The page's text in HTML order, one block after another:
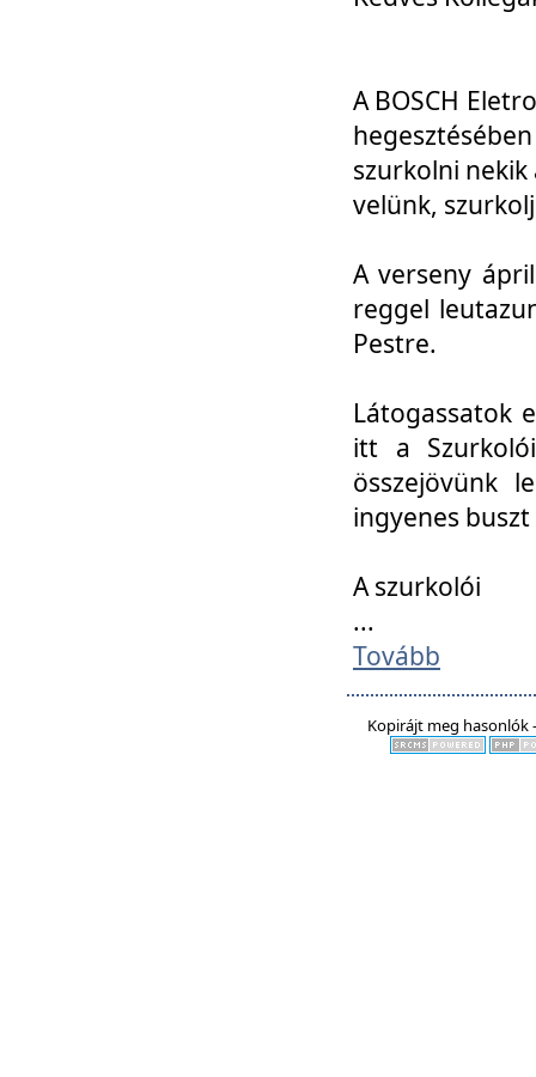
A BOSCH
szurkolni
velünk,
A verseny
reggel
Pestre.
Látogassatok
itt a
összejövünk
ingyenes
A szurkolói
...
Tovább
Kopirájt meg hasonlók